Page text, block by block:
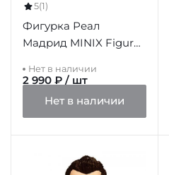
5(1)
Фигурка Реал
Мадрид MINIX Figure
Нет в наличии
2 990 ₽ / шт
Нет в наличии